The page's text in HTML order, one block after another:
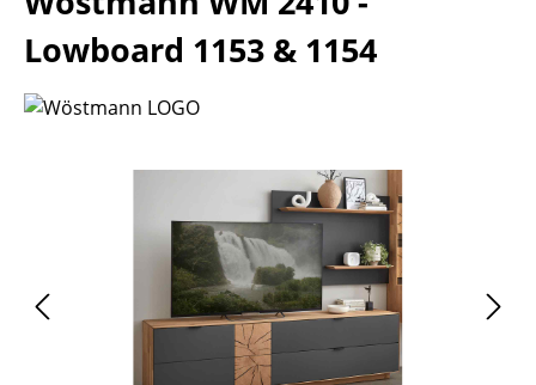
Lowboard 1153 & 1154